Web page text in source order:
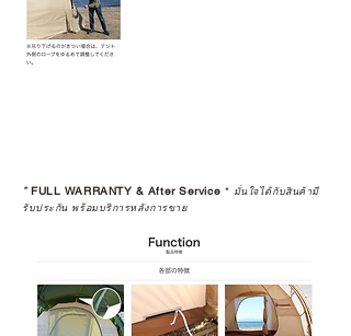
*FULL WARRANTY & After Service * มั่นใจได้กับสินค้ามี
รับประกัน พร้อมบริการหลังการขาย